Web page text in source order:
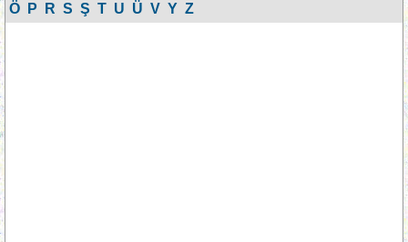
Ö
P R S Ş T U Ü V Y Z